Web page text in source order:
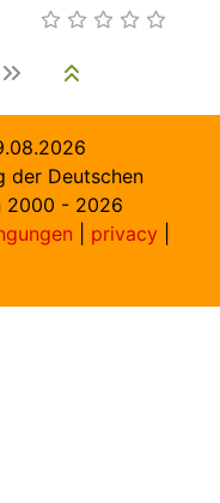
der Deutschen
2000 - 2026
privacy